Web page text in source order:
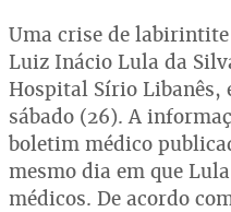
Uma crise de
Luiz Inácio Lula da
Hospital Sírio Libanês,
sábado (26). A
boletim médico
mesmo dia em que
médicos. De acordo